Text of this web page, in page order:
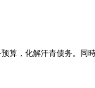
算，化解汗青债务。